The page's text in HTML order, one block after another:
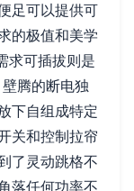
足可以提供可
的极值和美学
求可插拔则是
壁腾的断电独
下自组成特定
关和控制拉帘
了灵动跳格不
落任何功率不